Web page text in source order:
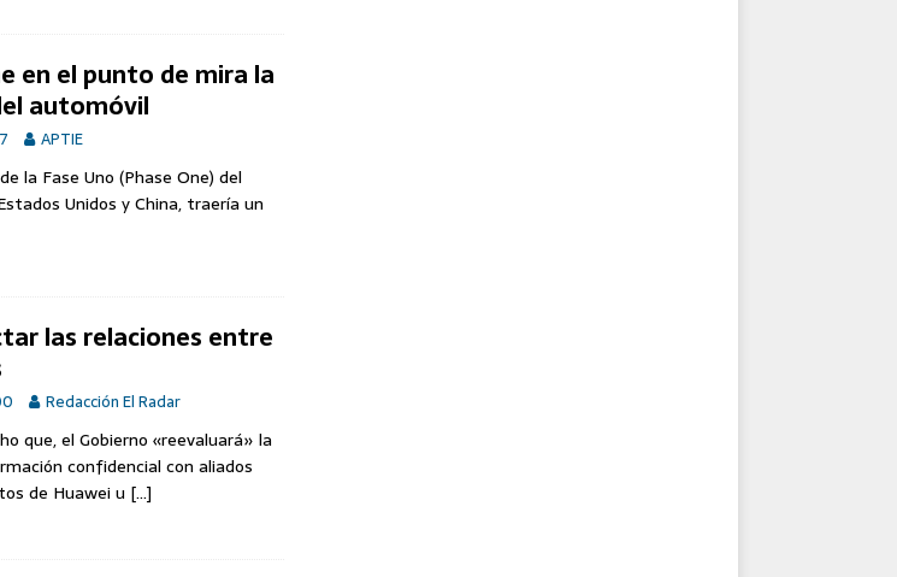
en el punto de mira la
automóvil
APTIE
la Fase Uno (Phase One) del
Unidos y China, traería un
las relaciones entre
Redacción El Radar
que, el Gobierno «reevaluará» la
confidencial con aliados
de Huawei u […]